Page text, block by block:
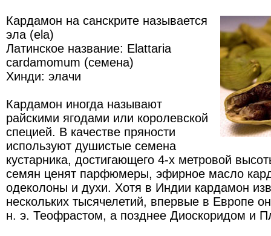
Кардамон на санскрите называется
эла (ela)
Латинское название: Elattaria
cardamomum (семена)
Хинди: элачи
Кардамон иногда называют
райскими ягодами или королевской
специей. В качестве пряности
используют душистые семена
кустарника, достигающего 4-х метровой
семян ценят парфюмеры, эфирное масло
одеколоны и духи. Хотя в Индии кардамон
нескольких тысячелетий, впервые в Европе
н. э. Теофрастом, а позднее Диоскоридом и